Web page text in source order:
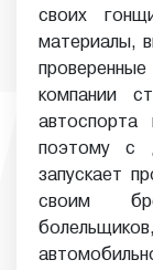
своих
материалы,
компании
поэтому с
запускает
своим